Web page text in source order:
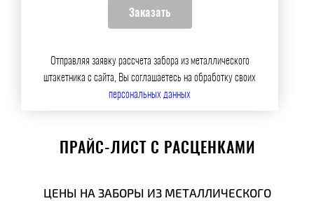
Отправляя заявку рассчета забора из металлического
штакетника с сайта, Вы соглашаетесь на обработку своих
персональных данных
ПРАЙС-ЛИСТ С РАСЦЕНКАМИ
ЦЕНЫ НА ЗАБОРЫ ИЗ МЕТАЛЛИЧЕСКОГО